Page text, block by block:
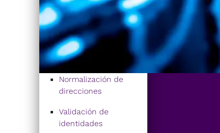
Normalización de
direcciones
Validación de
identidades